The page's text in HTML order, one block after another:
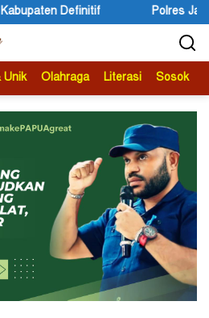
Lakukan Penyelidikan Pasca
Unik Olahraga Literasi Sosok